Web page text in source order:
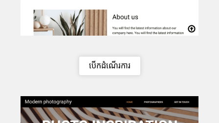
បើកដំណើរការ